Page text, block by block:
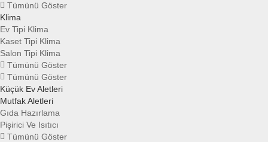
Tümünü Göster
Klima
Ev Tipi Klima
Kaset Tipi Klima
Salon Tipi Klima
Tümünü Göster
Tümünü Göster
Küçük Ev Aletleri
Mutfak Aletleri
Gıda Hazırlama
Pişirici Ve Isıtıcı
Tümünü Göster